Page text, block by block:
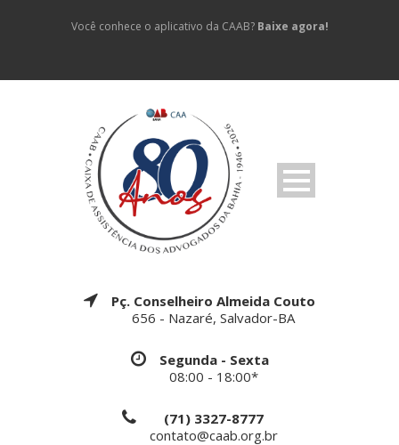
Você conhece o aplicativo da CAAB? Baixe agora!
Pç. Conselheiro Almeida Couto
656 - Nazaré, Salvador-BA
Segunda - Sexta
08:00 - 18:00*
(71) 3327-8777
contato@caab.org.br